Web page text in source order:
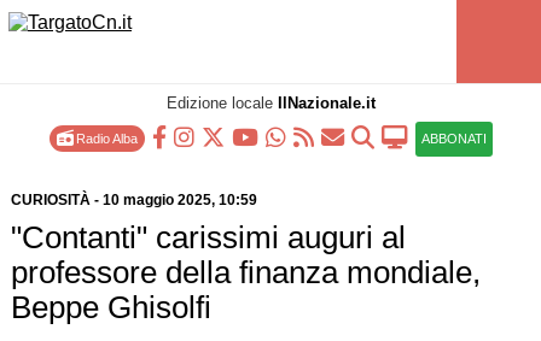
Edizione locale IlNazionale.it
Radio Alba ABBONATI
CURIOSITÀ- 10 maggio 2025, 10:59
"Contanti" carissimi auguri al
professore della finanza mondiale,
Beppe Ghisolfi